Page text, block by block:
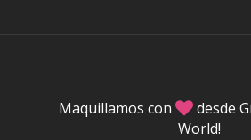
Maquillamos con
desde
World!